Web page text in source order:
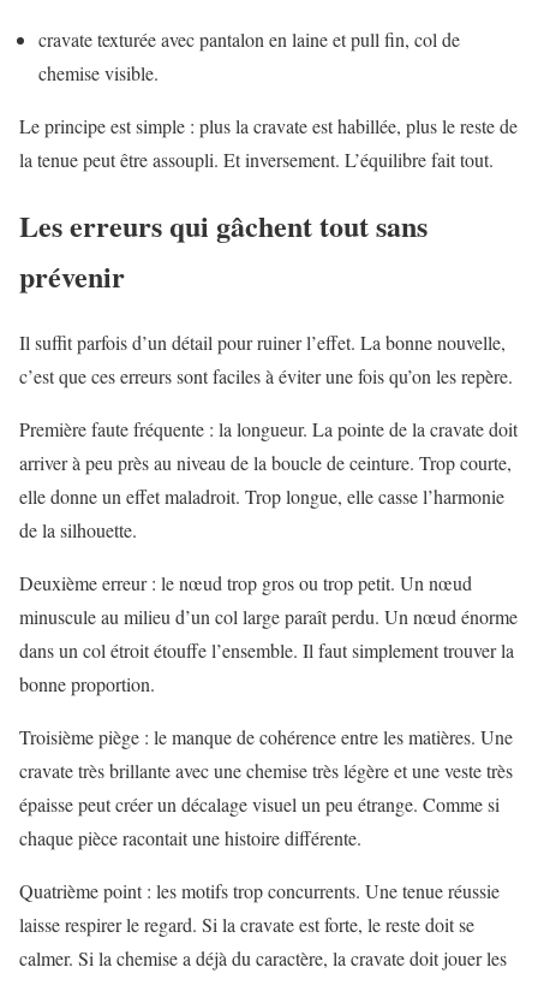
cravate texturée avec pantalon en laine et pull fin, col de
chemise visible.
Le principe est simple : plus la cravate est habillée, plus le reste de
la tenue peut être assoupli. Et inversement. L’équilibre fait tout.
Les erreurs qui gâchent tout sans
prévenir
Il suffit parfois d’un détail pour ruiner l’effet. La bonne nouvelle,
c’est que ces erreurs sont faciles à éviter une fois qu’on les repère.
Première faute fréquente : la longueur. La pointe de la cravate doit
arriver à peu près au niveau de la boucle de ceinture. Trop courte,
elle donne un effet maladroit. Trop longue, elle casse l’harmonie
de la silhouette.
Deuxième erreur : le nœud trop gros ou trop petit. Un nœud
minuscule au milieu d’un col large paraît perdu. Un nœud énorme
dans un col étroit étouffe l’ensemble. Il faut simplement trouver la
bonne proportion.
Troisième piège : le manque de cohérence entre les matières. Une
cravate très brillante avec une chemise très légère et une veste très
épaisse peut créer un décalage visuel un peu étrange. Comme si
chaque pièce racontait une histoire différente.
Quatrième point : les motifs trop concurrents. Une tenue réussie
laisse respirer le regard. Si la cravate est forte, le reste doit se
calmer. Si la chemise a déjà du caractère, la cravate doit jouer les